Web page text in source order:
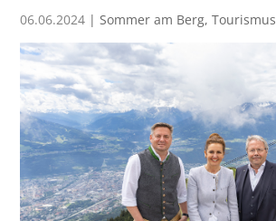
06.06.2024 |Sommer am Berg,Tourismus